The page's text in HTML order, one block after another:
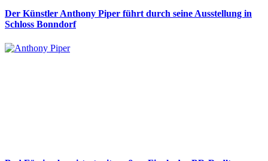
Der Künstler Anthony Piper führt durch seine Ausstellung in
Schloss Bonndorf